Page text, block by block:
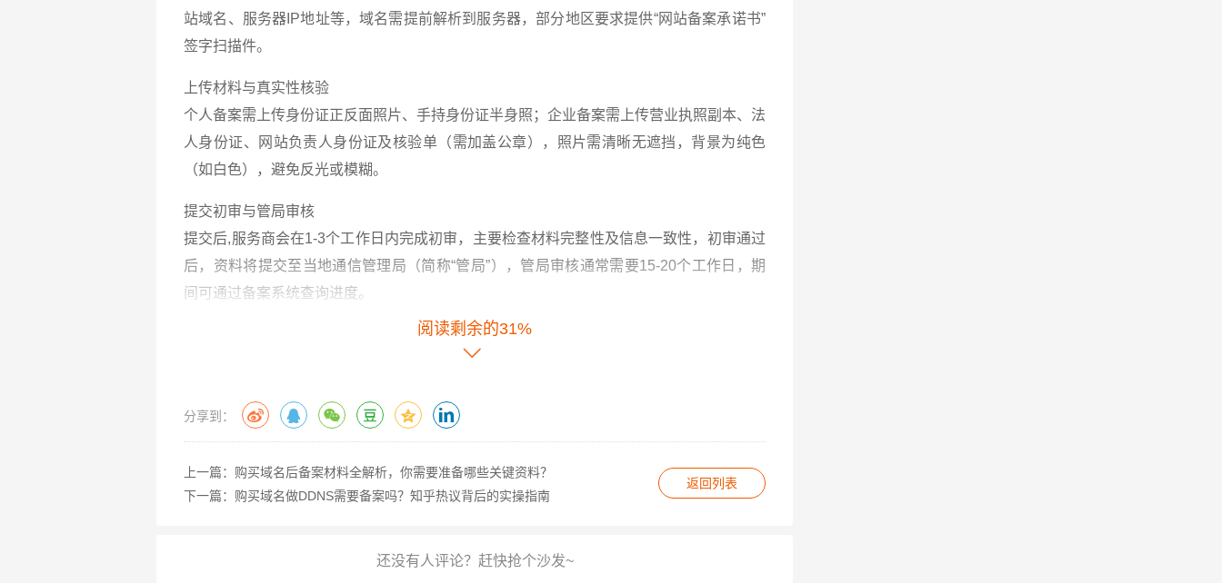
站域名、服务器IP地址等，域名需提前解析到服务器，部分地区要求提供“网站备案承诺书”
签字扫描件。
上传材料与真实性核验
个人备案需上传身份证正反面照片、手持身份证半身照；企业备案需上传营业执照副本、法
人身份证、网站负责人身份证及核验单（需加盖公章），照片需清晰无遮挡，背景为纯色
（如白色），避免反光或模糊。
提交初审与管局审核
提交后,服务商会在1-3个工作日内完成初审，主要检查材料完整性及信息一致性，初审通过
后，资料将提交至当地通信管理局（简称“管局”），管局审核通常需要15-20个工作日，期
间可通过备案系统查询进度。
域名未完成实名认证或认证信息与备案主体不符；
上传材料模糊、缺失公章或签字；
提前联系服务器提供商确认备案支持政策；
阅读剩余的31%
分享到：
返回列表
上一篇： 购买域名后备案材料全解析，你需要准备哪些关键资料？
下一篇： 购买域名做DDNS需要备案吗？知乎热议背后的实操指南